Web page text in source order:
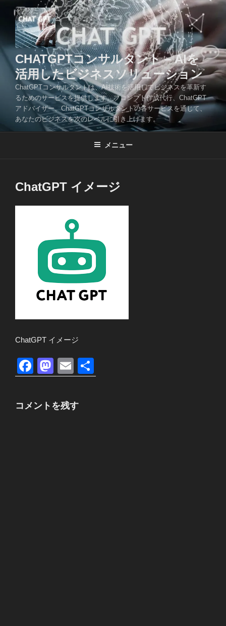
ツ
CHATGPTコンサルタント – AIを
活用したビジネスソリューション
ChatGPTコンサルタントは、AI技術を活用してビジネスを革新す
るためのサービスを提供します。プロンプト作成代行、ChatGPT
アドバイザー、ChatGPTコンサルタントの各サービスを通じて、
あなたのビジネスを次のレベルに引き上げます。
メニュー
ChatGPT イメージ
ChatGPT イメージ
F
a
c
e
M
a
st
o
E
m
ail
有
コメントを残す